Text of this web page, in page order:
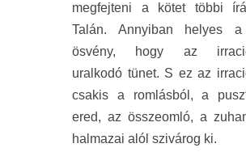
megfejteni a kötet többi
Talán. Annyiban helyes
ösvény, hogy az
uralkodó tünet. S ez az
csakis a romlásból, a
ered, az összeomló, a
halmazai alól szivárog ki.